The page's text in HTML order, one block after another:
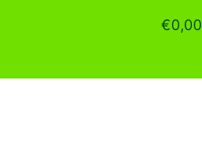
Carro
€0,00